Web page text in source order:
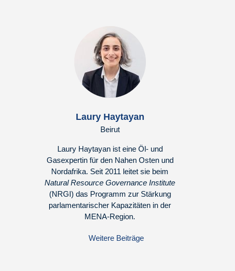
Laury Haytayan
Beirut
Laury Haytayan ist eine Öl- und
Gasexpertin für den Nahen Osten und
Nordafrika. Seit 2011 leitet sie beim
Natural Resource Governance Institute
(NRGI) das Programm zur Stärkung
parlamentarischer Kapazitäten in der
MENA-Region.
Weitere Beiträge